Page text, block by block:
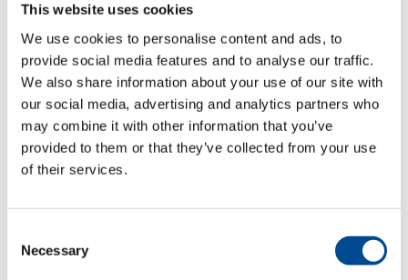
This website uses cookies
We use cookies to personalise content and ads, to
provide social media features and to analyse our traffic.
We also share information about your use of our site with
our social media, advertising and analytics partners who
may combine it with other information that you’ve
provided to them or that they’ve collected from your use
of their services.
Selection
Necessary
Detaljer